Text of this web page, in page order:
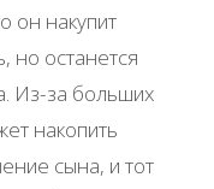
он накупит
но останется
Из-за больших
накопить
сына, и тот